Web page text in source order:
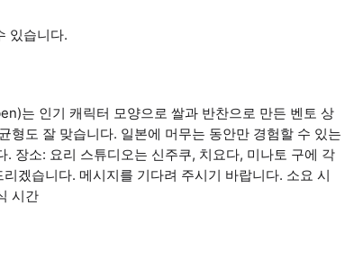
있습니다.
는 인기 캐릭터 모양으로 쌀과 반찬으로 만든 벤토 상
형도 잘 맞습니다. 일본에 머무는 동안만 경험할 수 있는
장소: 요리 스튜디오는 신주쿠, 치요다, 미나토 구에 각
겠습니다. 메시지를 기다려 주시기 바랍니다. 소요 시
시간